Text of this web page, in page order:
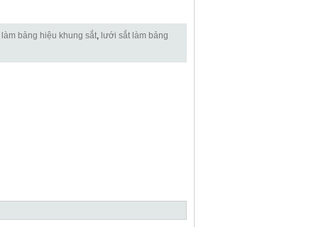
làm bảng hiệu khung sắt, lưới sắt làm bảng